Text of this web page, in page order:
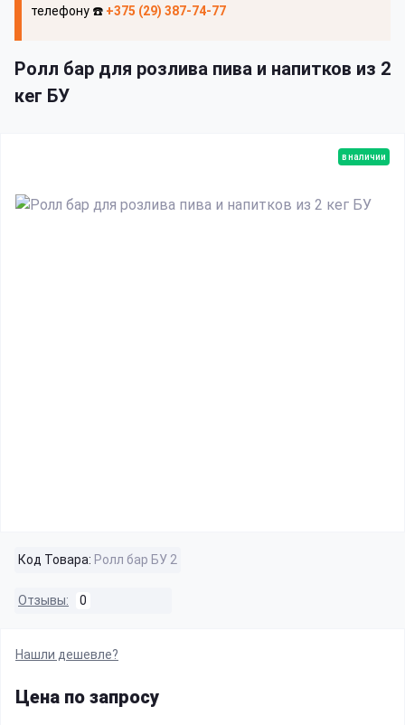
телефону ☎️ +375 (29) 387-74-77
Ролл бар для розлива пива и напитков из 2
кег БУ
в наличии
Код Товара: Ролл бар БУ 2
Отзывы: 0
Нашли дешевле?
Цена по запросу